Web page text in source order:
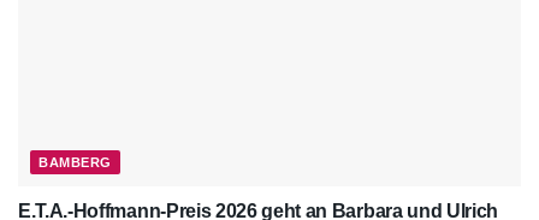
BAMBERG
E.T.A.-Hoffmann-Preis 2026 geht an Barbara und Ulrich